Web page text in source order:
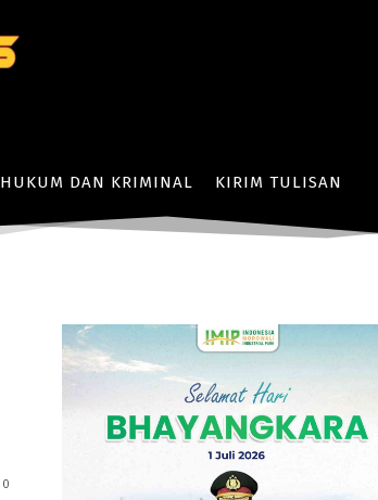
HUKUM DAN KRIMINAL KIRIM TULISAN
0